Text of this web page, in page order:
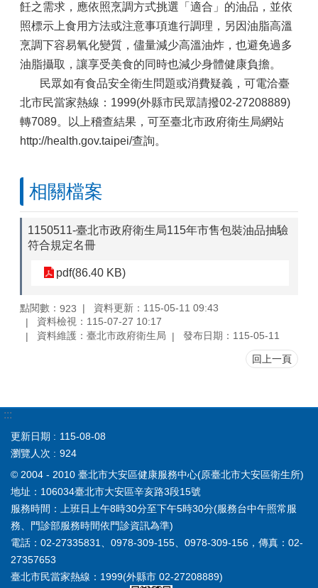
飪之需求，應依照烹調方式挑選「適合」的油品，並依
照標示上食用方法或注意事項進行調理，另因油脂高溫
烹調下容易氧化變質，儘量減少高溫油炸，也避免過多
油脂攝取，讓享受美食的同時也減少身體健康負擔。
民眾如有食品安全衛生問題或消費疑義，可電洽臺
北市民當家熱線：1999(外縣市民眾請撥02-27208889)
轉7089。以上稽查結果，可至臺北市政府衛生局網站
http://health.gov.taipei/查詢。
相關檔案
1150511-臺北市政府衛生局115年市售包裝油品抽驗
符合規定名冊
pdf(86.40 KB)
點閱數： 923
資料更新：115-05-11 09:43
資料檢視：115-07-27 10:17
資料維護：臺北市政府衛生局
發布日期：115-05-11
回上一頁
:::
更新日期
115-08-08
瀏覽人次
924
© 2004 - 2010 臺北市大安區健康服務中心(原臺北市大安區衛生所)
地址：106034臺北市大安區辛亥路3段15號
服務時間：上班日上午8時30分至下午5時30分(服務台中午照常服
務、門診部服務時間依門診資訊為準)
電話：02-27335831、0978-309-155、0978-309-156，傳真：02-
27357653
臺北市民當家熱線：1999(外縣市 02-27208889)